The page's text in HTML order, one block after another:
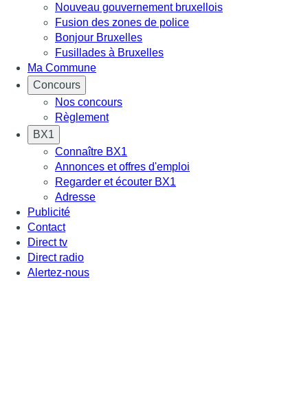
Nouveau gouvernement bruxellois
Fusion des zones de police
Bonjour Bruxelles
Fusillades à Bruxelles
Ma Commune
Concours
Nos concours
Règlement
BX1
Connaître BX1
Annonces et offres d'emploi
Regarder et écouter BX1
Adresse
Publicité
Contact
Direct tv
Direct radio
Alertez-nous